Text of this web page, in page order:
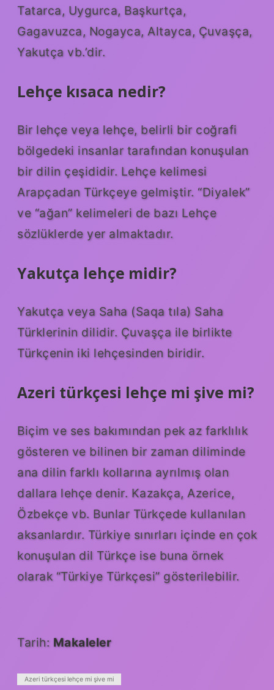
Tatarca, Uygurca, Başkurtça,
Gagavuzca, Nogayca, Altayca, Çuvaşça,
Yakutça vb.’dir.
Lehçe kısaca nedir?
Bir lehçe veya lehçe, belirli bir coğrafi
bölgedeki insanlar tarafından konuşulan
bir dilin çeşididir. Lehçe kelimesi
Arapçadan Türkçeye gelmiştir. “Diyalek”
ve “ağan” kelimeleri de bazı Lehçe
sözlüklerde yer almaktadır.
Yakutça lehçe midir?
Yakutça veya Saha (Saqa tıla) Saha
Türklerinin dilidir. Çuvaşça ile birlikte
Türkçenin iki lehçesinden biridir.
Azeri türkçesi lehçe mi şive mi?
Biçim ve ses bakımından pek az farklılık
gösteren ve bilinen bir zaman diliminde
ana dilin farklı kollarına ayrılmış olan
dallara lehçe denir. Kazakça, Azerice,
Özbekçe vb. Bunlar Türkçede kullanılan
aksanlardır. Türkiye sınırları içinde en çok
konuşulan dil Türkçe ise buna örnek
olarak “Türkiye Türkçesi” gösterilebilir.
Tarih: Makaleler
Azeri türkçesi lehçe mi şive mi